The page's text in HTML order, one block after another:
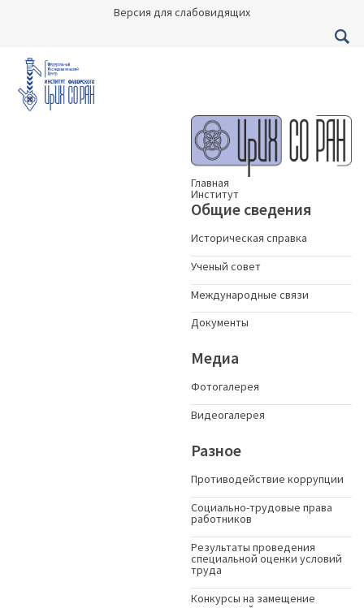
Версия для слабовидящих
Главная
Институт
Общие сведения
Историческая справка
Ученый совет
Международные связи
Документы
Медиа
Фотогалерея
Видеогалерея
Разное
Противодействие коррупции
Социально-трудовые права
работников
Результаты проведения
специальной оценки условий
труда
Конкурсы на замещение